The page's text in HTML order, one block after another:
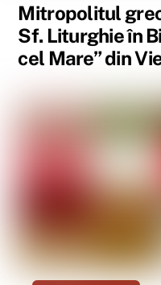
Mitropolitul
Sf. Liturghie în
cel Mare” din